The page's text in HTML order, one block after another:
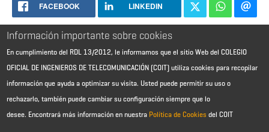
FACEBOOK LINKEDIN
Aviso Legal - Información general
Información importante sobre cookies
En cumplimiento del RDL 13/2012, le informamos que el sitio Web del COLEGIO
OFICIAL DE INGENIEROS DE TELECOMUNICACIÓN (COIT) utiliza cookies para recopilar
información que ayuda a optimizar su visita. Usted puede permitir su uso o
rechazarlo, también puede cambiar su configuración siempre que lo
desee. Encontrará más información en nuestra Política de Cookies del COIT